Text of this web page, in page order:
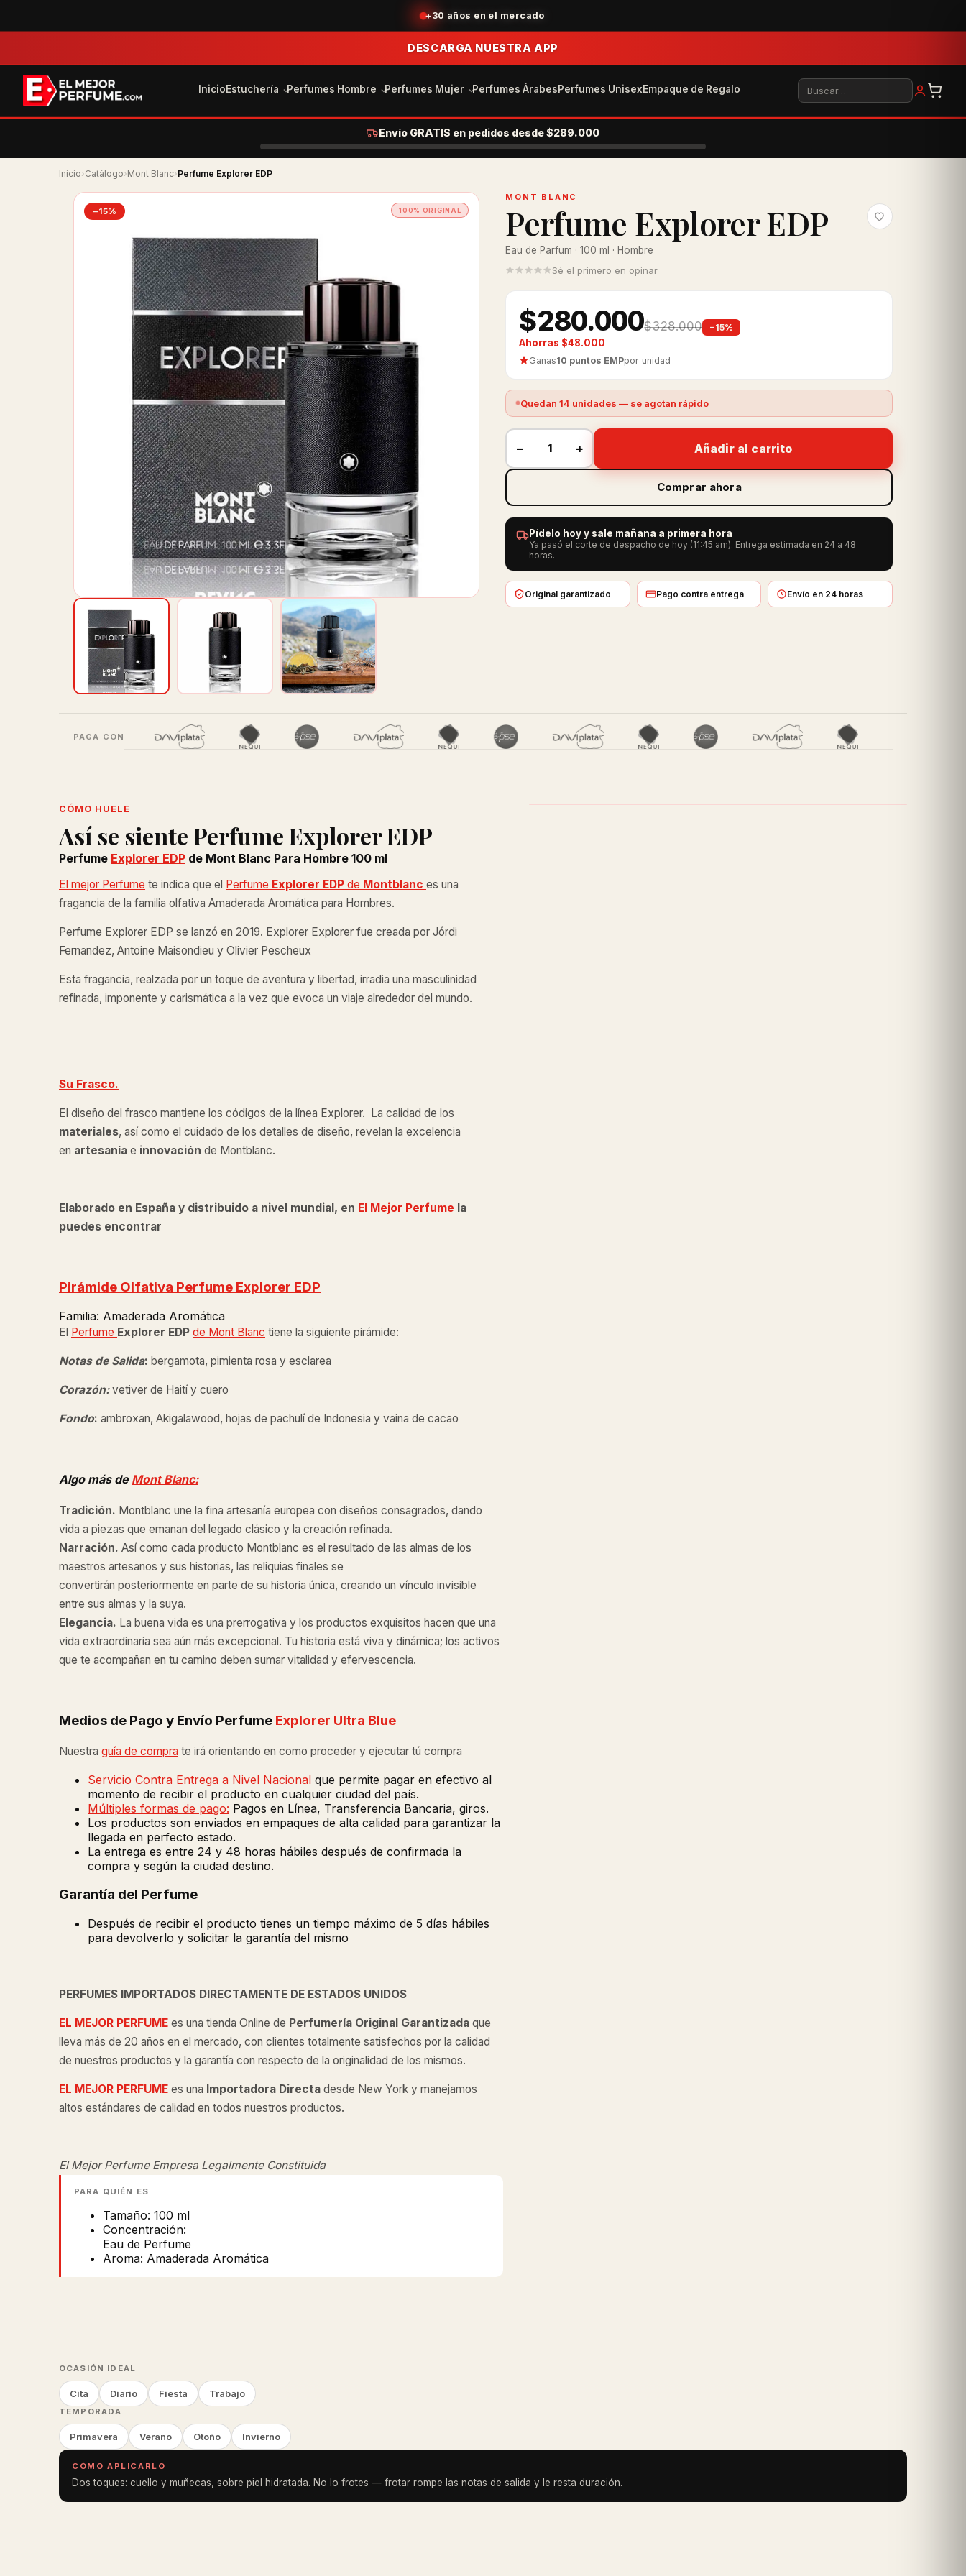
+30 años en el mercado
DESCARGA NUESTRA APP
InicioEstuchería Perfumes Hombre Perfumes Mujer Perfumes ÁrabesPerfumes UnisexEmpaque de Regalo Buscar
Envío GRATIS en pedidos desde $289.000
Inicio›Catálogo›Mont Blanc›Perfume Explorer EDP
−15% 100% ORIGINAL
MONT BLANC
Perfume Explorer EDP
Eau de Parfum · 100 ml · Hombre
Sé el primero en opinar
$280.000$328.000 −15%
Ahorras $48.000
Ganas10 puntos EMPpor unidad
Quedan 14 unidades — se agotan rápido
− + Añadir al carrito
Comprar ahora
Pídelo hoy y sale mañana a primera hora
Ya pasó el corte de despacho de hoy (11:45 am). Entrega estimada en 24 a 48
horas.
Original garantizado Pago contra entrega Envío en 24 horas
PAGA CON
CÓMO HUELE
Así se siente Perfume Explorer EDP
Perfume Explorer EDP de Mont Blanc Para Hombre 100 ml
El mejor Perfume te indica que el Perfume Explorer EDP de Montblanc es una
fragancia de la familia olfativa Amaderada Aromática para Hombres.
Perfume Explorer EDP se lanzó en 2019. Explorer Explorer fue creada por Jórdi
Fernandez, Antoine Maisondieu y Olivier Pescheux
Esta fragancia, realzada por un toque de aventura y libertad, irradia una masculinidad
refinada, imponente y carismática a la vez que evoca un viaje alrededor del mundo.
Su Frasco.
El diseño del frasco mantiene los códigos de la línea Explorer. La calidad de los
materiales, así como el cuidado de los detalles de diseño, revelan la excelencia
en artesanía e innovación de Montblanc.
Elaborado en España y distribuido a nivel mundial, en El Mejor Perfume la
puedes encontrar
Pirámide Olfativa Perfume Explorer EDP
Familia: Amaderada Aromática
El Perfume Explorer EDP de Mont Blanc tiene la siguiente pirámide:
Notas de Salida: bergamota, pimienta rosa y esclarea
Corazón:vetiver de Haití y cuero
Fondo: ambroxan, Akigalawood, hojas de pachulí de Indonesia y vaina de cacao
Algo más de Mont Blanc:
Tradición. Montblanc une la fina artesanía europea con diseños consagrados, dando
vida a piezas que emanan del legado clásico y la creación refinada.
Narración. Así como cada producto Montblanc es el resultado de las almas de los
maestros artesanos y sus historias, las reliquias finales se
convertirán posteriormente en parte de su historia única, creando un vínculo invisible
entre sus almas y la suya.
Elegancia. La buena vida es una prerrogativa y los productos exquisitos hacen que una
vida extraordinaria sea aún más excepcional. Tu historia está viva y dinámica; los activos
que te acompañan en tu camino deben sumar vitalidad y efervescencia.
Medios de Pago y Envío Perfume Explorer Ultra Blue
Nuestra guía de compra te irá orientando en como proceder y ejecutar tú compra
Servicio Contra Entrega a Nivel Nacional que permite pagar en efectivo al
momento de recibir el producto en cualquier ciudad del país.
Múltiples formas de pago: Pagos en Línea, Transferencia Bancaria, giros.
Los productos son enviados en empaques de alta calidad para garantizar la
llegada en perfecto estado.
La entrega es entre 24 y 48 horas hábiles después de confirmada la
compra y según la ciudad destino.
Garantía del Perfume
Después de recibir el producto tienes un tiempo máximo de 5 días hábiles
para devolverlo y solicitar la garantía del mismo
PERFUMES IMPORTADOS DIRECTAMENTE DE ESTADOS UNIDOS
EL MEJOR PERFUME es una tienda Online de Perfumería Original Garantizada que
lleva más de 20 años en el mercado, con clientes totalmente satisfechos por la calidad
de nuestros productos y la garantía con respecto de la originalidad de los mismos.
EL MEJOR PERFUME es una Importadora Directa desde New York y manejamos
altos estándares de calidad en todos nuestros productos.
El Mejor Perfume Empresa Legalmente Constituida
PARA QUIÉN ES
Tamaño: 100 ml
Concentración:
Eau de Perfume
Aroma: Amaderada Aromática
OCASIÓN IDEAL
Cita Diario Fiesta Trabajo
TEMPORADA
Primavera Verano Otoño Invierno
CÓMO APLICARLO
Dos toques: cuello y muñecas, sobre piel hidratada. No lo frotes — frotar rompe las notas de salida y le resta duración.